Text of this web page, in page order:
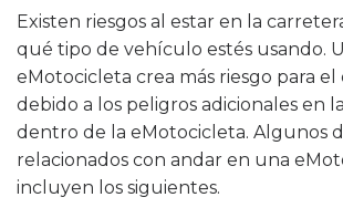
Existen riesgos al estar en la
qué tipo de vehículo estés usando.
eMotocicleta crea más riesgo para
debido a los peligros adicionales en
dentro de la eMotocicleta. Algunos
relacionados con andar en una
incluyen los siguientes.